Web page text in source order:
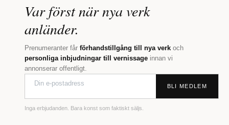
Var först när nya verk
anländer.
Prenumeranter får förhandstillgång till nya verk och
personliga inbjudningar till vernissage innan vi
annonserar offentligt.
BLI MEDLEM
Inga erbjudanden. Bara konst som faktiskt säljs.